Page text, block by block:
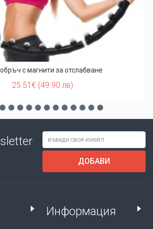
с магнити за отслабване
25.51€ (49.90 лв)
ДОБАВИ
Информация